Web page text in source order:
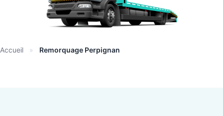
Accueil » Remorquage Perpignan